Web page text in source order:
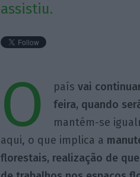
assistiu.
O país vai
feira, quando
mantém-se
aqui, o que implica a
florestais, realização de